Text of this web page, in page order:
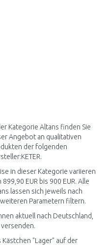
Kategorie Altans finden Sie
Angebot an qualitativen
der folgenden
in dieser Kategorie variieren
899,90 EUR bis 900 EUR. Alle
lassen sich jeweils nach
Parametern filtern.
aktuell nach Deutschland,
Kästchen "Lager" auf der